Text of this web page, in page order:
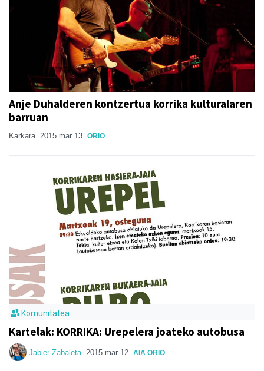
Anje Duhalderen kontzertua korrika kulturalaren
barruan
Karkara 2015 mar 13 ORIO
Komunitatea
Kartelak: KORRIKA: Urepelera joateko autobusa
Jabier Zabaleta 2015 mar 12 AIA ORIO